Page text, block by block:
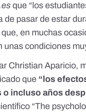
que “los
de pasar de estar
en muchas
condiciones
Christian Aparicio,
que “los
incluso años
“The